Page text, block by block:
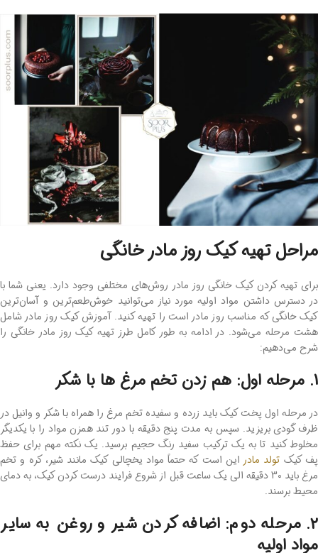
مراحل تهیه کیک روز مادر خانگی
برای تهیه کردن کیک خانگی روز مادر روش‌های مختلفی وجود دارد. یعنی شما با
در دسترس داشتن مواد اولیه مورد نیاز می‌توانید خو‌ش‌طعم‌ترین و آسان‌ترین
کیک خانگی که مناسب روز مادر است را تهیه کنید. آموزش کیک روز مادر شامل
هشت مرحله می‌شود. در ادامه به طور کامل طرز تهیه کیک روز مادر خانگی را
شرح می‌دهیم:
1. مرحله اول: هم زدن تخم مرغ ها با شکر
در مرحله اول پخت کیک باید زرده و سفیده تخم مرغ را همراه با شکر و وانیل در
ظرف گودی بریزید. سپس به مدت پنج دقیقه با دور تند همزن مواد را با یکدیگر
مخلوط کنید تا به یک ترکیب سفید رنگ حجیم برسید. یک نکته مهم برای حفظ
پف کیک تولد مادر این است که حتماً مواد یخچالی کیک مانند شیر، کره و تخم‌
مرغ باید 30 دقیقه الی یک ساعت قبل از شروع فرایند درست کردن کیک، به دمای
محیط برسند.
2. مرحله دوم: اضافه کردن شیر و روغن به سایر
مواد اولیه